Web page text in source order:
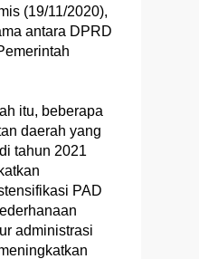
(19/11/2020),
antara DPRD
itu, beberapa
daerah yang
tahun 2021
PAD
administrasi